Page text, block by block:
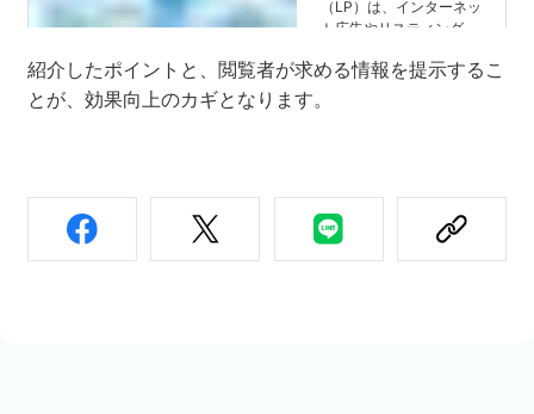
紹介したポイントと、閲覧者が求める情報を提示するこ
とが、効果向上のカギとなります。